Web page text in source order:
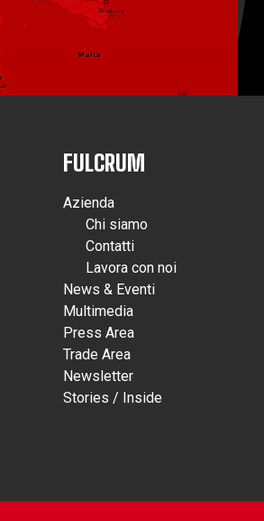
FULCRUM
Azienda
Chi siamo
Contatti
Lavora con noi
News & Eventi
Multimedia
Press Area
Trade Area
Newsletter
Stories / Inside